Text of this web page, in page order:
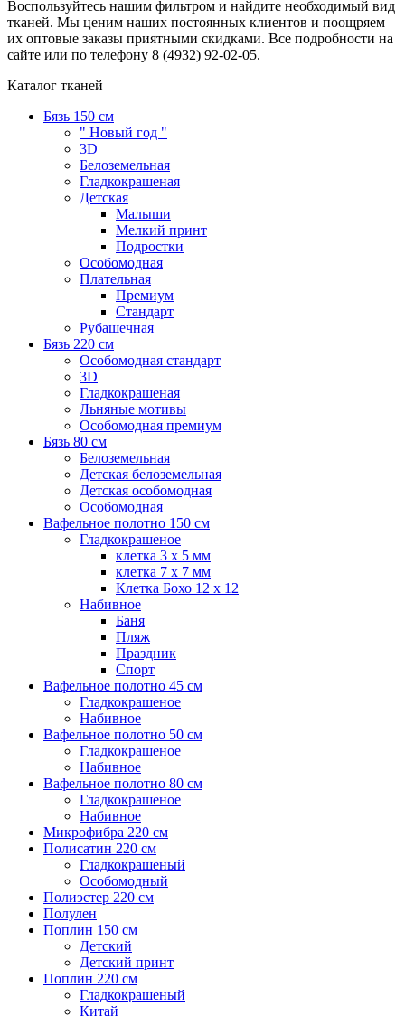
Воспользуйтесь нашим фильтром и найдите необходимый вид
тканей. Мы ценим наших постоянных клиентов и поощряем
их оптовые заказы приятными скидками. Все подробности на
сайте или по телефону 8 (4932) 92-02-05.
Каталог тканей
Бязь 150 см
" Новый год "
3D
Белоземельная
Гладкокрашеная
Детская
Малыши
Мелкий принт
Подростки
Особомодная
Плательная
Премиум
Стандарт
Рубашечная
Бязь 220 см
Особомодная стандарт
3D
Гладкокрашеная
Льняные мотивы
Особомодная премиум
Бязь 80 см
Белоземельная
Детская белоземельная
Детская особомодная
Особомодная
Вафельное полотно 150 см
Гладкокрашеное
клетка 3 х 5 мм
клетка 7 х 7 мм
Клетка Бохо 12 x 12
Набивное
Баня
Пляж
Праздник
Спорт
Вафельное полотно 45 см
Гладкокрашеное
Набивное
Вафельное полотно 50 см
Гладкокрашеное
Набивное
Вафельное полотно 80 см
Гладкокрашеное
Набивное
Микрофибра 220 см
Полисатин 220 см
Гладкокрашеный
Особомодный
Полиэстер 220 см
Полулен
Поплин 150 см
Детский
Детский принт
Поплин 220 см
Гладкокрашеный
Китай